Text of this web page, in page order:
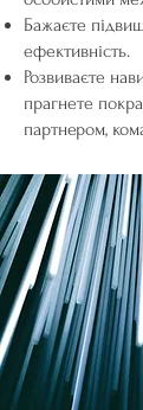
Бажаєте
ефективність.
Розвиваєте
прагнете
партнером,